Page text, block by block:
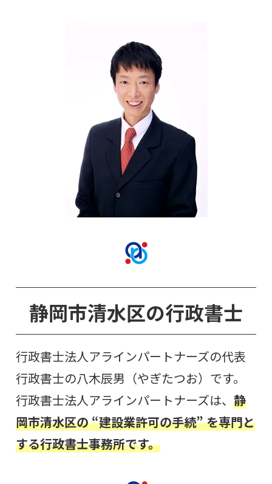
静岡市清水区の行政書士
行政書士法人アラインパートナーズの代表
行政書士の八木辰男（やぎたつお）です。
行政書士法人アラインパートナーズは、静
岡市清水区の “建設業許可の手続”を専門と
する行政書士事務所です。